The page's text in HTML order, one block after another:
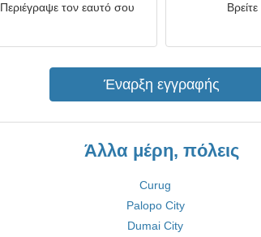
Περιέγραψε τον εαυτό σου
Έναρξη εγγραφής
Άλλα μέρη, πόλεις
Curug
Palopo City
Dumai City